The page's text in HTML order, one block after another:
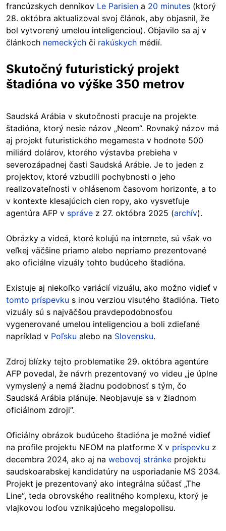
francúzskych denníkov Le Parisien a 20 minutes (ktorý
28. októbra aktualizoval svoj článok, aby objasnil, že
bol vytvorený umelou inteligenciou). Objavilo sa aj v
článkoch nemeckých či rakúskych médií.
Skutočný futuristický projekt
štadióna vo výške 350 metrov
Saudská Arábia v skutočnosti pracuje na projekte
štadióna, ktorý nesie názov „Neom“. Rovnaký názov má
aj projekt futuristického megamesta v hodnote 500
miliárd dolárov, ktorého výstavba prebieha v
severozápadnej časti Saudská Arábie. Je to jeden z
projektov, ktoré vzbudili pochybnosti o jeho
realizovateľnosti v ohlásenom časovom horizonte, a to
v kontexte klesajúcich cien ropy, ako vysvetľuje
agentúra AFP v správe z 27. októbra 2025 (archív).
Obrázky a videá, ktoré kolujú na internete, sú však vo
veľkej väčšine priamo alebo nepriamo prezentované
ako oficiálne vizuály tohto budúceho štadióna.
Existuje aj niekoľko variácií vizuálu, ako možno vidieť v
tomto príspevku s inou verziou visutého štadióna. Tieto
vizuály sú s najväčšou pravdepodobnosťou
vygenerované umelou inteligenciou a boli zdieľané
napríklad v Poľsku alebo na Slovensku.
Zdroj blízky tejto problematike 29. októbra agentúre
AFP povedal, že návrh prezentovaný vo videu „je úplne
vymyslený a nemá žiadnu podobnosť s tým, čo
Saudská Arábia plánuje. Neobjavuje sa v žiadnom
oficiálnom zdroji“.
Oficiálny obrázok budúceho štadióna je možné vidieť
na profile projektu NEOM na platforme X v príspevku z
decembra 2024, ako aj na webovej stránke projektu
saudskoarabskej kandidatúry na usporiadanie MS 2034.
Projekt je prezentovaný ako integrálna súčasť „The
Line“, teda obrovského realitného komplexu, ktorý je
vlajkovou loďou vznikajúceho megalopolisu.